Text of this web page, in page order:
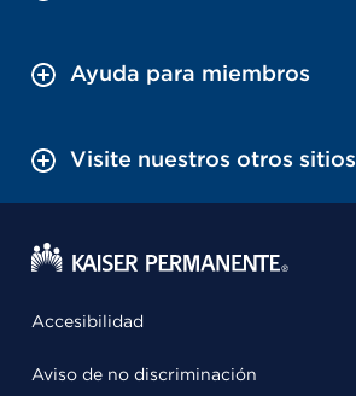
Ayuda para miembros
Visite nuestros otros sitios
Accesibilidad
Aviso de no discriminación